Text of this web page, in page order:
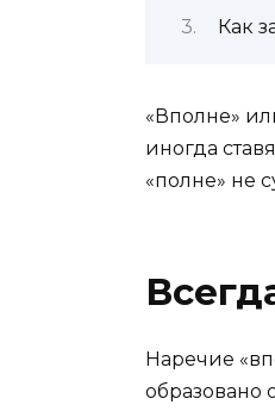
Как
«Вполне»
иногда
«полне» не
Наречие
образовано